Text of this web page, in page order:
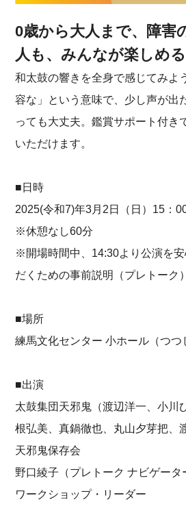
0歳から大人まで、障害
人も、みんなが楽しめ
和太鼓の響きを全身で感じてみよ
容な」という意味で、少し声が出
っても大丈夫。鑑賞サポート付き
いただけます。
■日時
2025(令和7)年3月2日（日）15：
※休憩なし60分
※開場時間中、14:30より公演を
だくための事前説明（プレトーク
■場所
練馬文化センター 小ホール（つつ
■出演
太鼓集団天邪鬼（渡辺洋一、小川
根弘美、真鍋徹也、丸山夕芽把、
天邪鬼保存会
野口綾子（プレトーク ナビゲー
ワークショップ・リーダー